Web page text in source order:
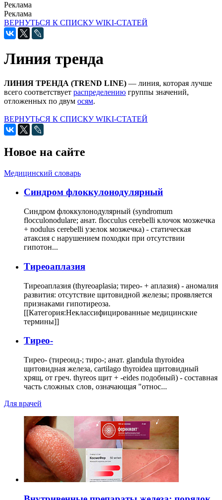
Реклама
Реклама
ВЕРНУТЬСЯ К СПИСКУ WIKI-СТАТЕЙ
Линия тренда
ЛИНИЯ ТРЕНДА (TREND LINE) — линия, которая лучше
всего соответствует распределению группы значений,
отложенных по двум осям.
ВЕРНУТЬСЯ К СПИСКУ WIKI-СТАТЕЙ
Новое на сайте
Медицинский словарь
Cиндром флоккулонодулярный
Синдром флоккулонодулярный (syndromum
flocculonodulare; анат. flocculus cerebelli клочок мозжечка
+ nodulus cerebelli узелок мозжечка) - статическая
атаксия с нарушением походки при отсутствии
гипотон...
Тиреоаплазия
Тиреоаплазия (thyreoaplasia; тирео- + аплазия) - аномалия
развития: отсутствие щитовидной железы; проявляется
признаками гипотиреоза.
[[Категория:Неклассифицированные медицинские
термины]]
Тирео-
Тирео- (тиреоид-; тиро-; анат. glandula thyroidea
щитовидная железа, cartilago thyroidea щитовидный
хрящ, от греч. thyreos щит + -eides подобный) - составная
часть сложных слов, означающая "относ...
Для врачей